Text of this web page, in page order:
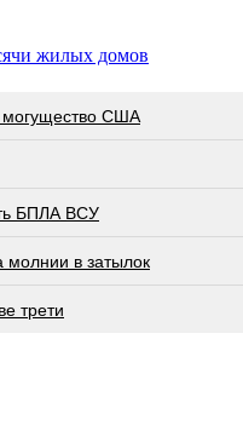
жилых домов
могущество США
БПЛА ВСУ
молнии в затылок
трети